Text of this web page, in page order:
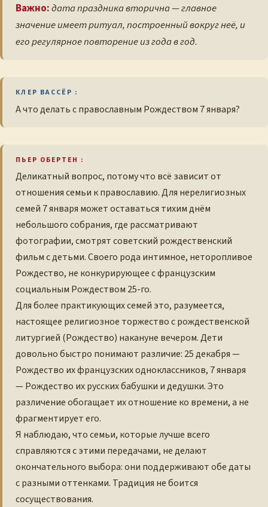
Важно:дата праздника вторична — главное
значение имеет ритуал, построенный вокруг неё, и
его регулярное повторение из года в год.
КЛЕР ВАССЁР :
А что делать с православным Рождеством 7 января?
ПЬЕР ОБЕРТЕН :
Деликатный вопрос, потому что всё зависит от
отношения семьи к православию. Для нерелигиозных
семей 7 января может оставаться тихим днём
небольшого собрания, где рассматривают
фотографии, смотрят советский рождественский
фильм с детьми. Своего рода интимное, неторопливое
Рождество, не конкурирующее с французским
социальным Рождеством 25-го.
Для более практикующих семей это, разумеется,
настоящее религиозное торжество с рождественской
литургией (Рождество) накануне вечером. Дети
довольно быстро понимают различие: 25 декабря —
Рождество их французских одноклассников, 7 января
— Рождество их русских бабушки и дедушки. Это
различение обогащает их отношение ко времени, а не
фрагментирует его.
Я наблюдаю, что семьи, которые лучше всего
справляются с этими передачами, не делают
окончательного выбора: они поддерживают обе даты
с разными оттенками. Традиция не боится
сосуществования.